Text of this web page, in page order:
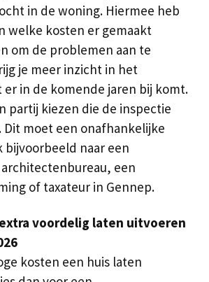
in de woning. Hiermee heb
welke kosten er gemaakt
om de problemen aan te
je meer inzicht in het
in de komende jaren bij komt.
partij kiezen die de inspectie
Dit moet een onafhankelijke
bijvoorbeeld naar een
een
of taxateur in Gennep.
voordelig laten uitvoeren
kosten een huis laten